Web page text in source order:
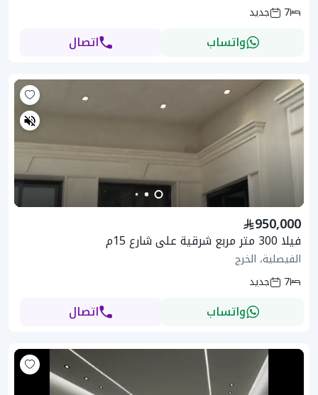
7
جديد
واتساب اتصال
950,000
فيلا 300 متر مربع شرقية على شارع 15م
الفيصلية، الخرج
7
جديد
واتساب اتصال